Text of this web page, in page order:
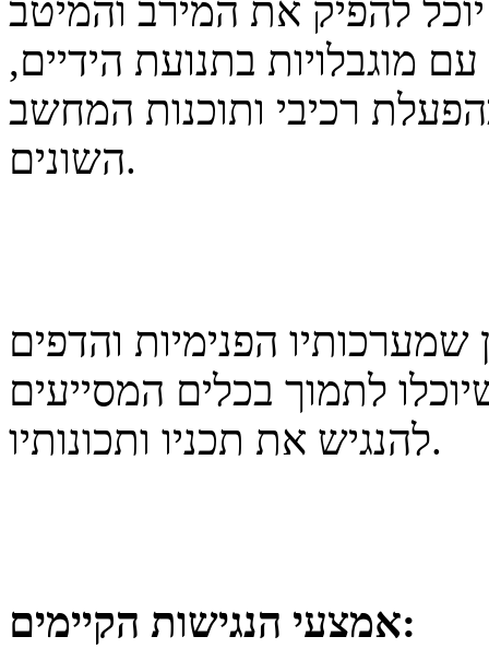
להפיק את המירב והמיטב
מוגבלויות בתנועת הידיים,
רכיבי ותוכנות המחשב
השונים.
הפנימיות והדפים
לתמוך בכלים המסייעים
להנגיש את תכניו ותכונותיו.
אמצעי הנגישות הקיימים: